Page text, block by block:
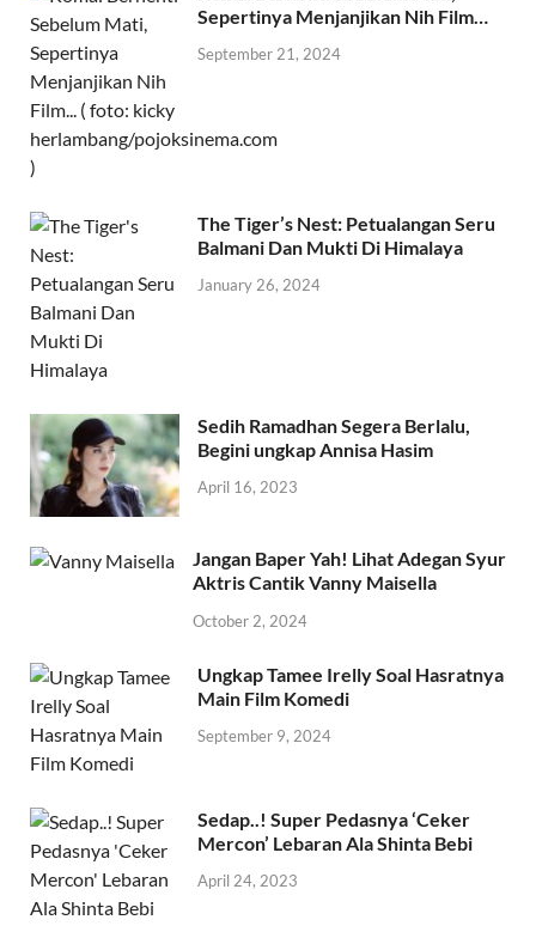
Sepertinya Menjanjikan Nih Film…
September 21, 2024
The Tiger’s Nest: Petualangan Seru
Balmani Dan Mukti Di Himalaya
January 26, 2024
Sedih Ramadhan Segera Berlalu,
Begini ungkap Annisa Hasim
April 16, 2023
Jangan Baper Yah! Lihat Adegan Syur
Aktris Cantik Vanny Maisella
October 2, 2024
Ungkap Tamee Irelly Soal Hasratnya
Main Film Komedi
September 9, 2024
Sedap..! Super Pedasnya ‘Ceker
Mercon’ Lebaran Ala Shinta Bebi
April 24, 2023